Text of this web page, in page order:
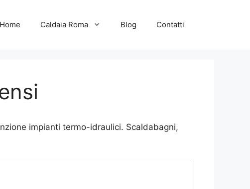
Home Caldaia Roma Blog Contatti
impianti termo-idraulici. Scaldabagni,